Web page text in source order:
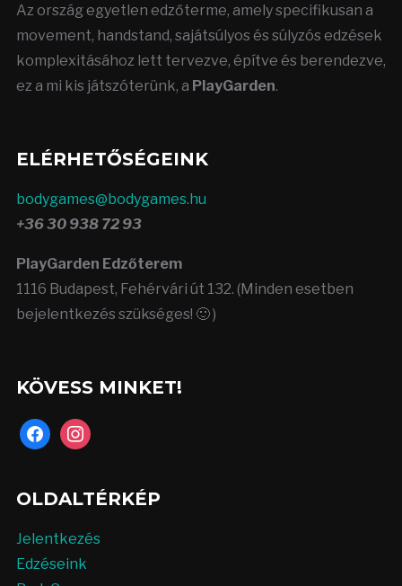
Az ország egyetlen edzőterme, amely specifikusan a
movement, handstand, sajátsúlyos és súlyzós edzések
komplexitásához lett tervezve, építve és berendezve,
ez a mi kis játszóterünk, a PlayGarden.
ELÉRHETŐSÉGEINK
bodygames@bodygames.hu
+36 30 938 72 93
PlayGarden Edzőterem
1116 Budapest, Fehérvári út 132. (Minden esetben
bejelentkezés szükséges! 🙂 )
KÖVESS MINKET!
facebookinstagram
OLDALTÉRKÉP
Jelentkezés
Edzéseink